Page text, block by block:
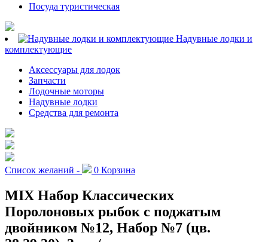
Посуда туристическая
Надувные лодки и
комплектующие
Аксессуары для лодок
Запчасти
Лодочные моторы
Надувные лодки
Средства для ремонта
Список желаний - 0 Корзина
MIX Набор Классических
Поролоновых рыбок с поджатым
двойником №12, Набор №7 (цв.